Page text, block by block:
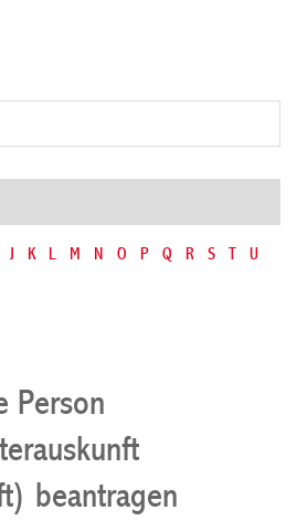
J K L M N O P Q R S T
U
Person
beantragen